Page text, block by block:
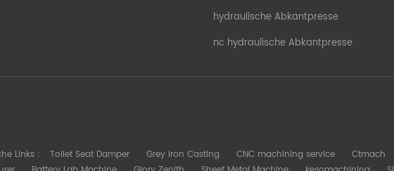
hydraulische Abkantpresse
nc hydraulische Abkantpresse
Links : Toilet Seat Damper Grey Iron Casting CNC machining service
Ctmach